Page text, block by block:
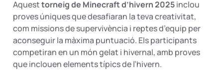
Aquesttorneig de Minecraft d’hivern 2025inclou
proves úniques que desafiaran la teva creativitat,
com missions de supervivència i reptes d’equip per
aconseguir la màxima puntuació. Els participants
competiran en un món gelat i hivernal, amb proves
que inclouen elements típics de l’hivern.